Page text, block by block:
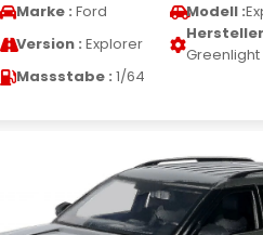
Marke : Ford Modell :
Version : Explorer
Greenlight
Massstabe : 1/64